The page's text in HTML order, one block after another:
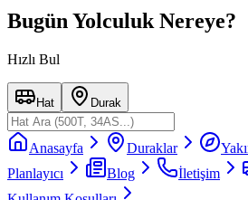
Bugün Yolculuk Nereye?
Hızlı Bul
Hat Durak
Anasayfa Duraklar
Planlayıcı
Blog İletişim